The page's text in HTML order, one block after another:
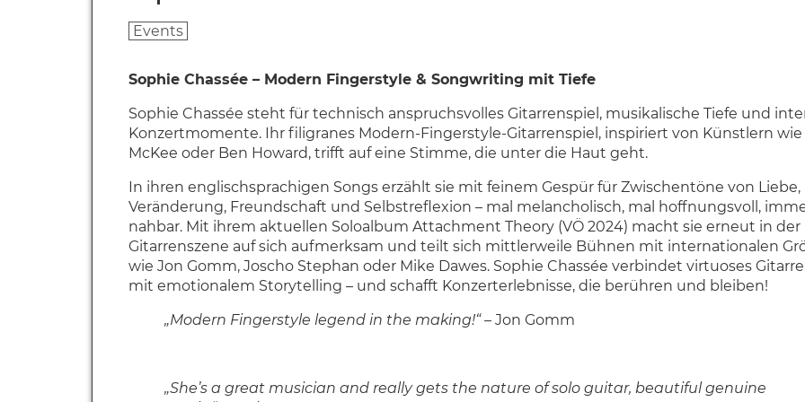
Events
Sophie Chassée – Modern Fingerstyle & Songwriting mit Tiefe
Sophie Chassée steht für technisch anspruchsvolles Gitarrenspiel, musikalische Tiefe und
Konzertmomente. Ihr filigranes Modern-Fingerstyle-Gitarrenspiel, inspiriert von Künstlern
McKee oder Ben Howard, trifft auf eine Stimme, die unter die Haut geht.
In ihren englischsprachigen Songs erzählt sie mit feinem Gespür für Zwischentöne von Liebe,
Veränderung, Freundschaft und Selbstreflexion – mal melancholisch, mal hoffnungsvoll,
nahbar. Mit ihrem aktuellen Soloalbum Attachment Theory (VÖ 2024) macht sie erneut in der
Gitarrenszene auf sich aufmerksam und teilt sich mittlerweile Bühnen mit internationalen
wie Jon Gomm, Joscho Stephan oder Mike Dawes. Sophie Chassée verbindet virtuoses
mit emotionalem Storytelling – und schafft Konzerterlebnisse, die berühren und bleiben!
„Modern Fingerstyle legend in the making!“ – Jon Gomm
„She’s a great musician and really gets the nature of solo guitar, beautiful genuine